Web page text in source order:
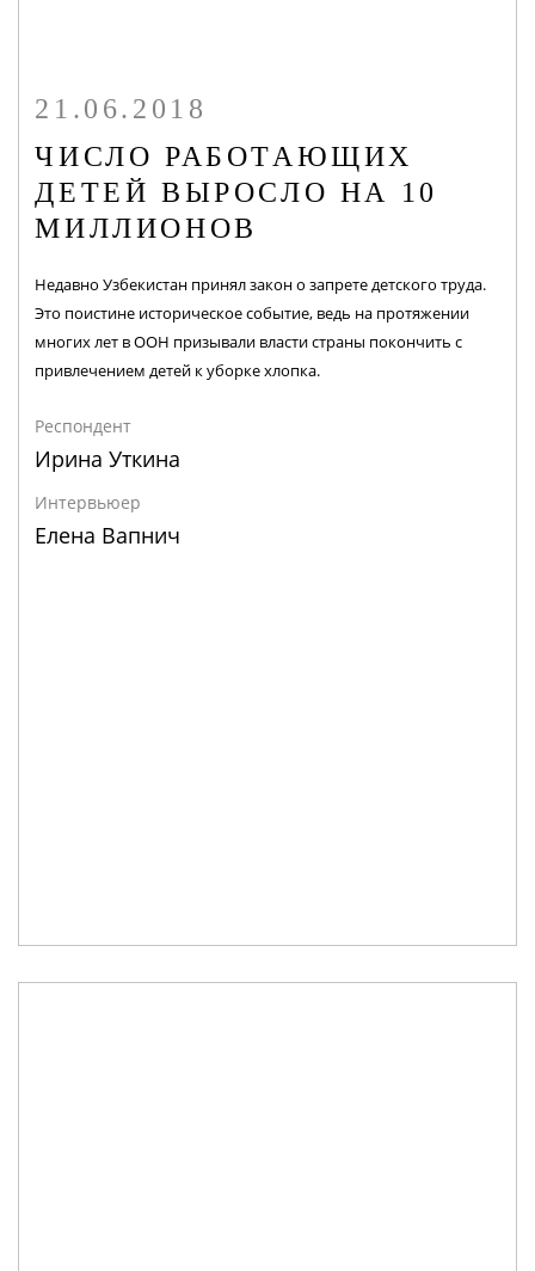
21.06.2018
ЧИСЛО РАБОТАЮЩИХ
ДЕТЕЙ ВЫРОСЛО НА 10
МИЛЛИОНОВ
Недавно Узбекистан принял закон о запрете детского труда.
Это поистине историческое событие, ведь на протяжении
многих лет в ООН призывали власти страны покончить с
привлечением детей к уборке хлопка.
Респондент
Ирина Уткина
Интервьюер
Елена Вапнич